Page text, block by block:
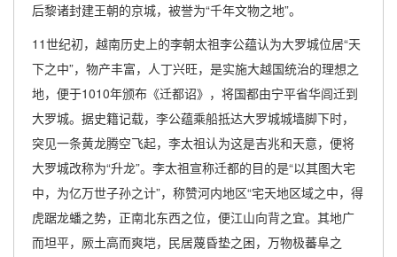
后黎诸封建王朝的京城，被誉为“千年文物之地”。
11世纪初，越南历史上的李朝太祖李公蕴认为大罗城位居“天
下之中”，物产丰富，人丁兴旺，是实施大越国统治的理想之
地，便于1010年颁布《迁都诏》，将国都由宁平省华闾迁到
大罗城。据史籍记载，李公蕴乘船抵达大罗城城墙脚下时，
突见一条黄龙腾空飞起，李太祖认为这是吉兆和天意，便将
大罗城改称为“升龙”。李太祖宣称迁都的目的是“以其图大宅
中，为亿万世子孙之计”，称赞河内地区“宅天地区域之中，得
虎踞龙蟠之势，正南北东西之位，便江山向背之宜。其地广
而坦平，厥土高而爽垲，民居蔑昏垫之困，万物极蕃阜之